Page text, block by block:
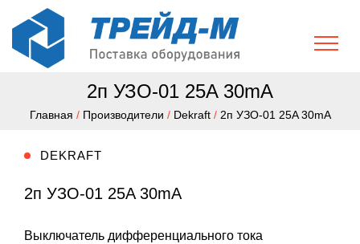
2п УЗО-01 25A 30mA
Главная / Производители / Dekraft / 2п УЗО-01 25A 30mA
DEKRAFT
2п УЗО-01 25A 30mA
Выключатель дифференциального тока